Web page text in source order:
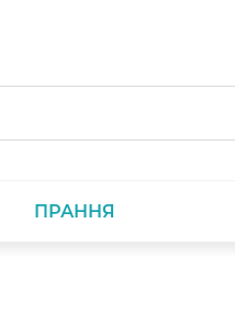
ПРАННЯ